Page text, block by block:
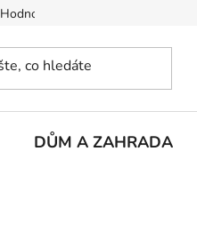
Hodnocení obchodu
DŮM A ZAHRADA